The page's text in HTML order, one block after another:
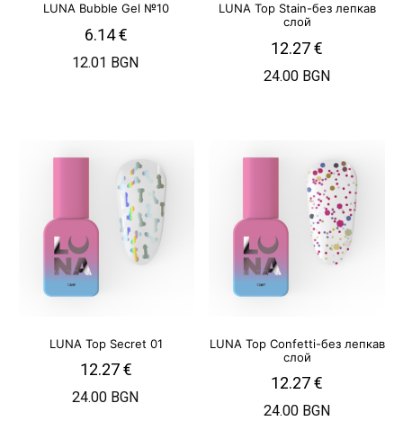
LUNA Bubble Gel №10
6.14€
12.01 BGN
LUNA Top Stain-без лепкав
слой
12.27€
24.00 BGN
LUNA Top Secret 01
12.27€
24.00 BGN
LUNA Top Confetti-без лепкав
слой
12.27€
24.00 BGN